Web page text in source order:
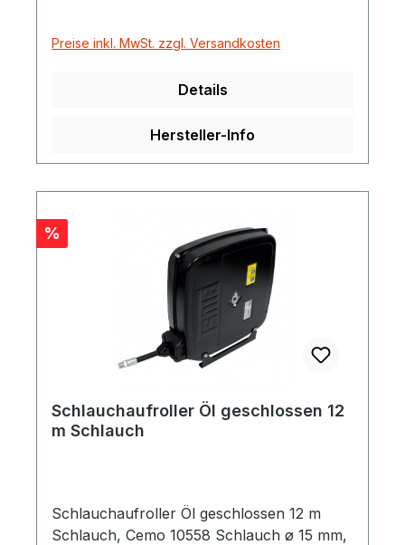
Preise inkl. MwSt. zzgl. Versandkosten
Details
Hersteller-Info
Rabatt
%
Schlauchaufroller Öl geschlossen 12
m Schlauch
Schlauchaufroller Öl geschlossen 12 m
Schlauch, Cemo 10558 Schlauch ø 15 mm,